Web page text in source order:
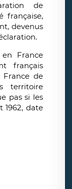
de
française,
devenus
en France
français
France de
territoire
pas si les
1962, date